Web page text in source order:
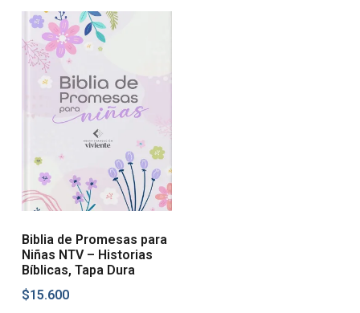
Biblia de Promesas para
Niñas NTV – Historias
Bíblicas, Tapa Dura
$15.600